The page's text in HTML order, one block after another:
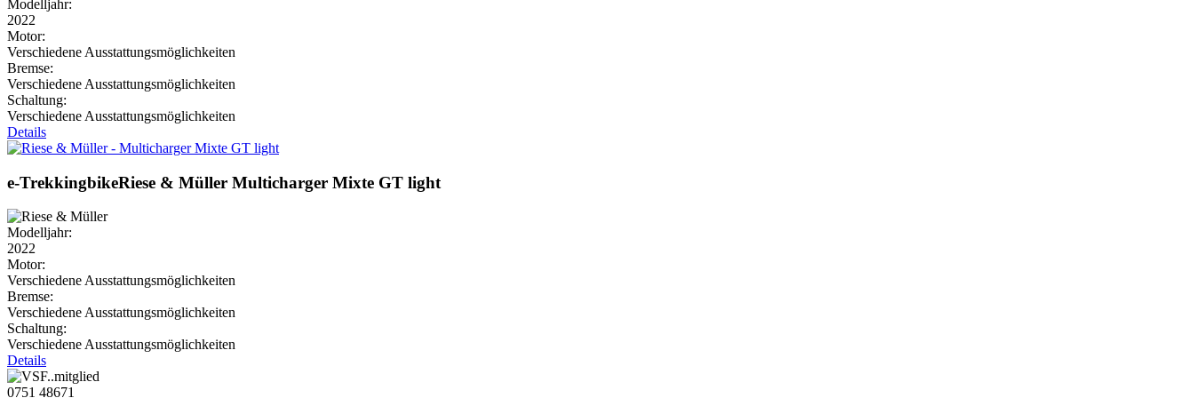
Modelljahr:
2022
Motor:
Verschiedene Ausstattungsmöglichkeiten
Bremse:
Verschiedene Ausstattungsmöglichkeiten
Schaltung:
Verschiedene Ausstattungsmöglichkeiten
Details
e-TrekkingbikeRiese & Müller Multicharger Mixte GT light
Modelljahr:
2022
Motor:
Verschiedene Ausstattungsmöglichkeiten
Bremse:
Verschiedene Ausstattungsmöglichkeiten
Schaltung:
Verschiedene Ausstattungsmöglichkeiten
Details
0751 48671